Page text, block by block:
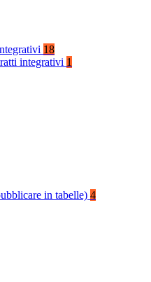
18
integrativi 1
in tabelle) 4